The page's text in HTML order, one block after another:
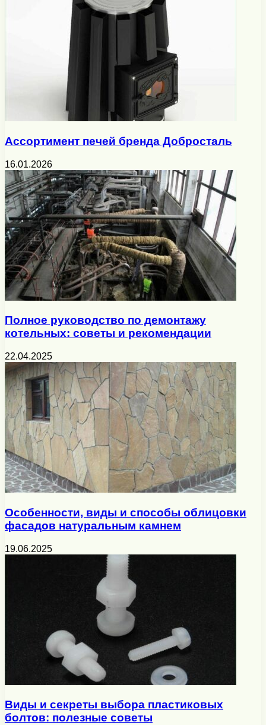
Ассортимент печей бренда Добросталь
16.01.2026
Полное руководство по демонтажу
котельных: советы и рекомендации
22.04.2025
Особенности, виды и способы облицовки
фасадов натуральным камнем
19.06.2025
Виды и секреты выбора пластиковых
болтов: полезные советы